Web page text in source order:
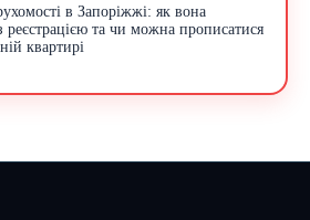
в Запоріжжі: як вона
реєстрацією та чи можна прописатися
квартирі